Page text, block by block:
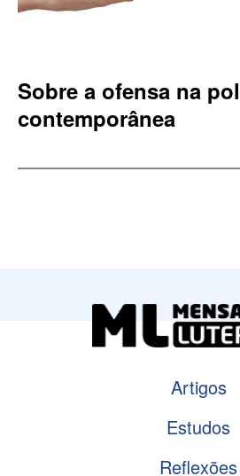
Sobre a ofensa na
contemporânea
Artigos
Estudos
Reflexões